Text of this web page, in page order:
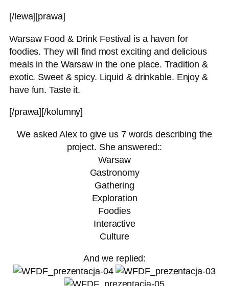
[/lewa][prawa]
Warsaw Food & Drink Festival is a haven for
foodies. They will find most exciting and delicious
meals in the Warsaw in the one place. Tradition &
exotic. Sweet & spicy. Liquid & drinkable. Enjoy &
have fun. Taste it.
[/prawa][/kolumny]
We asked Alex to give us 7 words describing the
project. She answered::
Warsaw
Gastronomy
Gathering
Exploration
Foodies
Interactive
Culture
And we replied: